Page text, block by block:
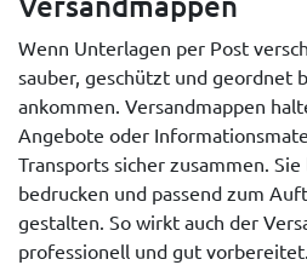
Wenn Unterlagen per Post
sauber, geschützt und geordnet
ankommen. Versandmappen
Angebote oder
Transports sicher zusammen.
bedrucken und passend zum
gestalten. So wirkt auch der
professionell und gut